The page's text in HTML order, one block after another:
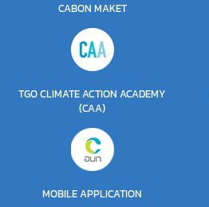
CABON MAKET
TGO CLIMATE ACTION ACADEMY
(CAA)
MOBILE APPLICATION